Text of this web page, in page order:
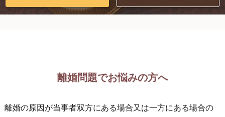
離婚問題でお悩みの方へ
離婚の原因が当事者双方にある場合又は一方にある場合の